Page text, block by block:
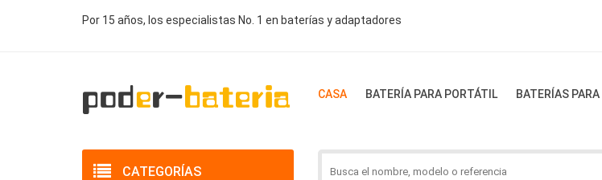
Por 15 años, los especialistas No. 1 en baterías y adaptadores
CASA BATERÍA PARA PORTÁTIL BATERÍAS
CATEGORÍAS